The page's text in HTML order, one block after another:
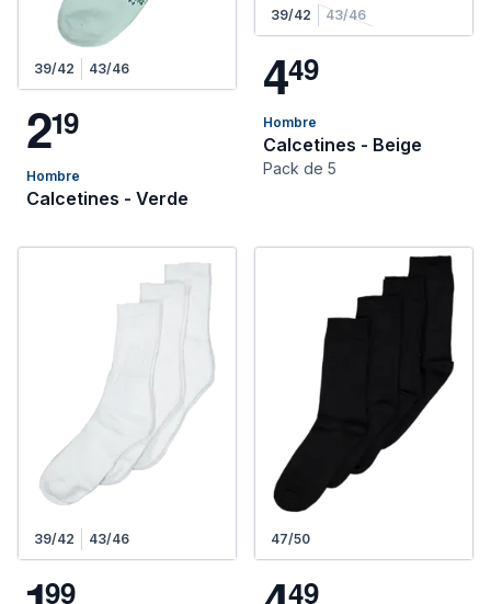
39/42 43/46
219
Hombre
Calcetines - Verde
39/42 43/46
449
Hombre
Calcetines - Beige
Pack de 5
39/42 43/46
99
47/50
49